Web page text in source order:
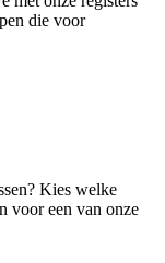
die voor
Kies welke
voor een van onze